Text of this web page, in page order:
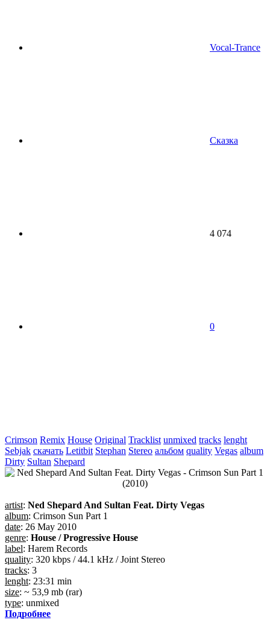
Vocal-Trance
Сказка
4 074
0
Crimson Remix House Original Tracklist unmixed tracks lenght
Sebjak скачать Letitbit Stephan Stereo альбом quality Vegas album
Dirty Sultan Shepard
artist: Ned Shepard And Sultan Feat. Dirty Vegas
album: Crimson Sun Part 1
date: 26 May 2010
genre: House / Progressive House
label: Harem Records
quality: 320 kbps / 44.1 kHz / Joint Stereo
tracks: 3
lenght: 23:31 min
size: ~ 53,9 mb (rar)
type: unmixed
Подробнее